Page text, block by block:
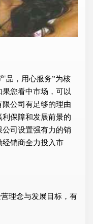
品，用心服务”为核
您看中市场，可以
公司有足够的理由
保障和发展前景的
司设置强有力的销
销商全力投入市
理念与发展目标，有